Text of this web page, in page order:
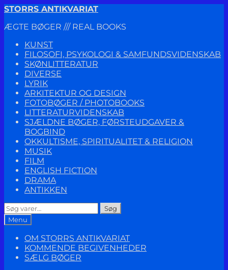
Spring
navigation
Spring
indhold
STORRS ANTIKVARIAT
ÆGTE BØGER /// REAL BOOKS
KUNST
FILOSOFI, PSYKOLOGI & SAMFUNDSVIDENSKAB
SKØNLITTERATUR
DIVERSE
LYRIK
ARKITEKTUR OG DESIGN
FOTOBØGER / PHOTOBOOKS
LITTERATURVIDENSKAB
SJÆLDNE BØGER, FØRSTEUDGAVER &
BOGBIND
OKKULTISME, SPIRITUALITET & RELIGION
MUSIK
FILM
ENGLISH FICTION
DRAMA
ANTIKKEN
Søg
efter:
Søg
Menu
OM STORRS ANTIKVARIAT
KOMMENDE BEGIVENHEDER
SÆLG BØGER